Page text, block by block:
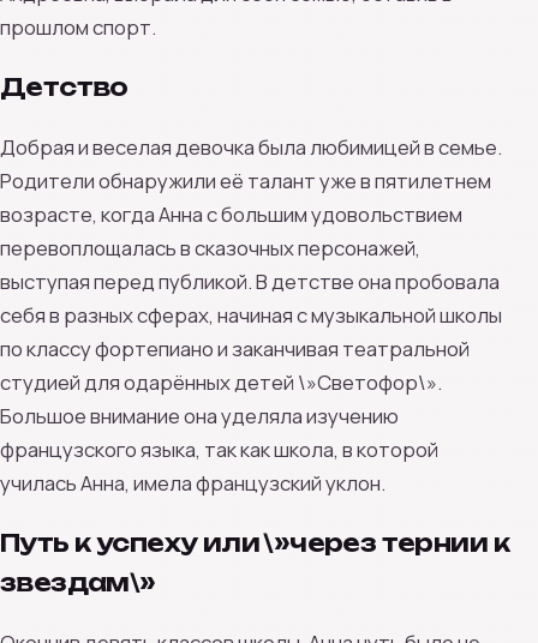
прошлом спорт.
Детство
Добрая и веселая девочка была любимицей в семье.
Родители обнаружили её талант уже в пятилетнем
возрасте, когда Анна с большим удовольствием
перевоплощалась в сказочных персонажей,
выступая перед публикой. В детстве она пробовала
себя в разных сферах, начиная с музыкальной школы
по классу фортепиано и заканчивая театральной
студией для одарённых детей \»Светофор\».
Большое внимание она уделяла изучению
французского языка, так как школа, в которой
училась Анна, имела французский уклон.
Путь к успеху или \»через тернии к
звездам\»